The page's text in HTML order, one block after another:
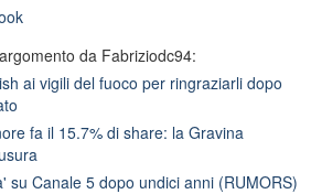
da Fabriziodc94:
ai vigili del fuoco per ringraziarli dopo
fa il 15.7% di share: la Gravina
su Canale 5 dopo undici anni (RUMORS)